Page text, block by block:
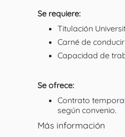
Se requiere:
Titulación
Carné de conducir
Capacidad de
Se ofrece:
Contrato
según convenio.
Más información